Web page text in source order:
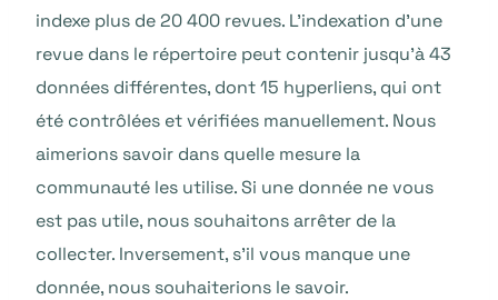
indexe plus de 20 400 revues. L’indexation d’une
revue dans le répertoire peut contenir jusqu’à 43
données différentes, dont 15 hyperliens, qui ont
été contrôlées et vérifiées manuellement. Nous
aimerions savoir dans quelle mesure la
communauté les utilise. Si une donnée ne vous
est pas utile, nous souhaitons arrêter de la
collecter. Inversement, s’il vous manque une
donnée, nous souhaiterions le savoir.